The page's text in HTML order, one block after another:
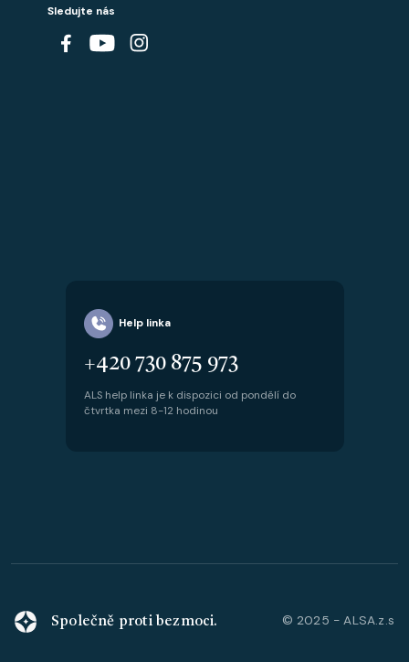
Sledujte nás
Help linka
+420 730 875 973
ALS help linka je k dispozici od pondělí do
čtvrtka mezi 8-12 hodinou
Společně proti bezmoci. © 2025 - ALSA.z.s